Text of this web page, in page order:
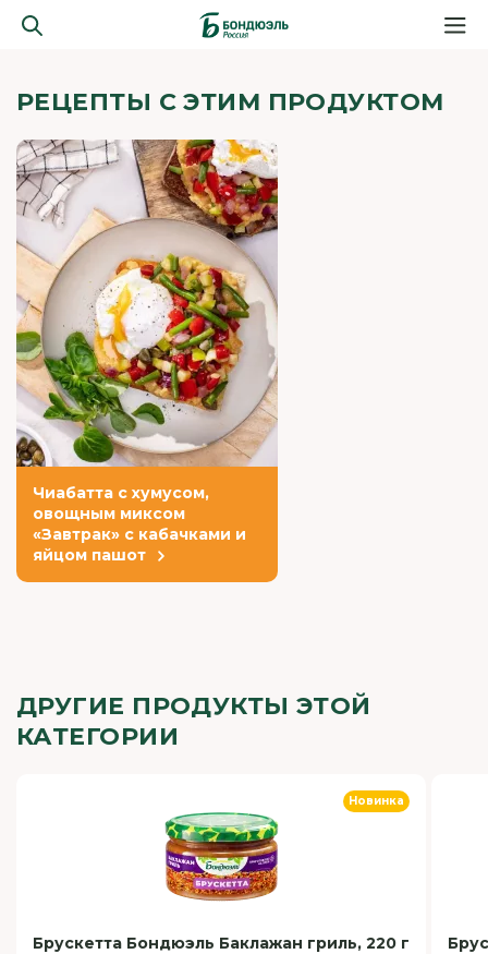
РЕЦЕПТЫ С ЭТИМ ПРОДУКТОМ
Чиабатта с хумусом,
овощным миксом
«Завтрак» с кабачками и
яйцом пашот
ДРУГИЕ ПРОДУКТЫ ЭТОЙ
КАТЕГОРИИ
Новинка
Брускетта Бондюэль Баклажан гриль, 220 г